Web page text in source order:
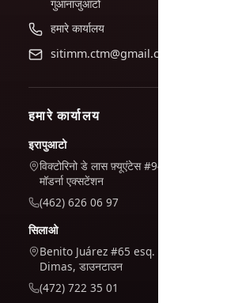
गुआनाजुआटो
हमारे कार्यालय
sitimm.ctm@gmail.com
हमारे कार्यालय
इरापुआटो
विक्टोरिनो डे लास फ़्यूएंटेस #944, ला
मॉडर्ना एक्सटेंशन
(462) 626 06 97
सिलाओ
Benito Juárez #65 esq. San
Dimas, डाउनटाउन
(472) 722 35 01